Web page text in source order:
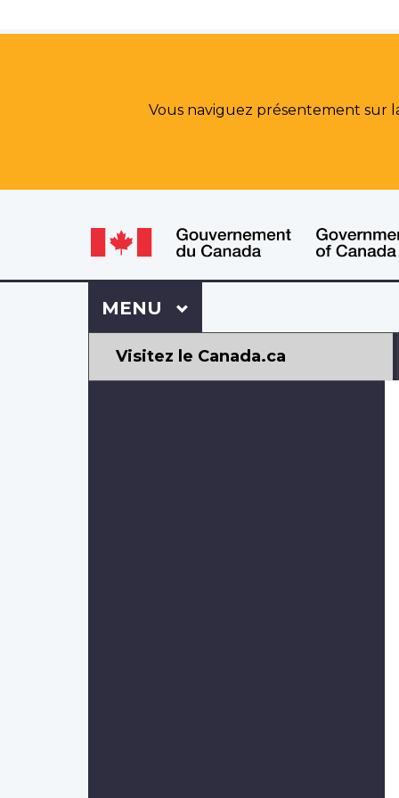
Vous naviguez présentement sur
Language
switcher
Language
switcher
Se
connecter
Mon
Menu
MENU PRINCIPAL
Visitez le Canada.ca